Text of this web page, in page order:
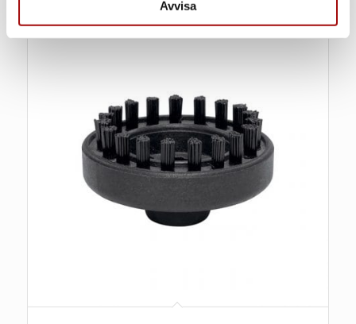
samlat in när du har använt deras tjänster.
Avvisa